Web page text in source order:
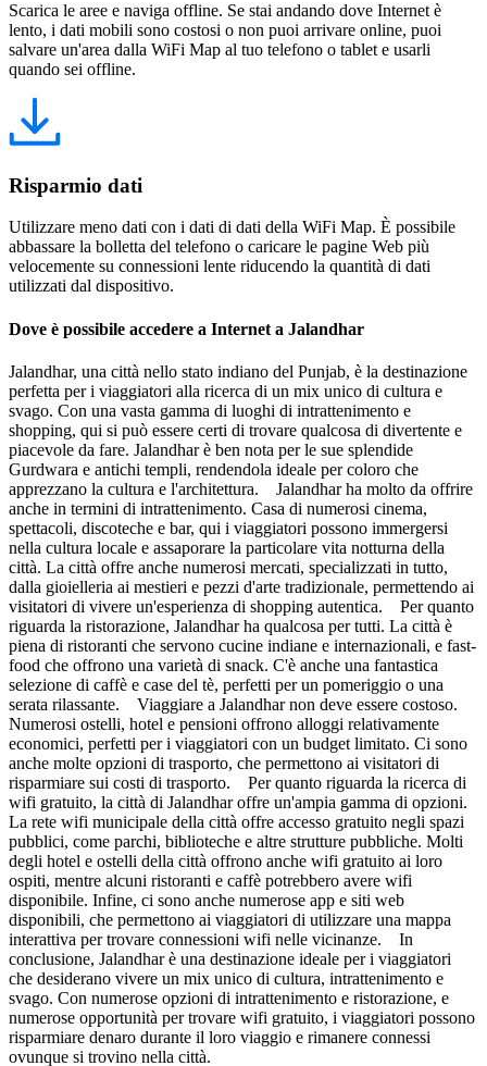
Scarica le aree e naviga offline. Se stai andando dove Internet è
lento, i dati mobili sono costosi o non puoi arrivare online, puoi
salvare un'area dalla WiFi Map al tuo telefono o tablet e usarli
quando sei offline.
Risparmio dati
Utilizzare meno dati con i dati di dati della WiFi Map. È possibile
abbassare la bolletta del telefono o caricare le pagine Web più
velocemente su connessioni lente riducendo la quantità di dati
utilizzati dal dispositivo.
Dove è possibile accedere a Internet a Jalandhar
Jalandhar, una città nello stato indiano del Punjab, è la destinazione
perfetta per i viaggiatori alla ricerca di un mix unico di cultura e
svago. Con una vasta gamma di luoghi di intrattenimento e
shopping, qui si può essere certi di trovare qualcosa di divertente e
piacevole da fare. Jalandhar è ben nota per le sue splendide
Gurdwara e antichi templi, rendendola ideale per coloro che
apprezzano la cultura e l'architettura. Jalandhar ha molto da offrire
anche in termini di intrattenimento. Casa di numerosi cinema,
spettacoli, discoteche e bar, qui i viaggiatori possono immergersi
nella cultura locale e assaporare la particolare vita notturna della
città. La città offre anche numerosi mercati, specializzati in tutto,
dalla gioielleria ai mestieri e pezzi d'arte tradizionale, permettendo ai
visitatori di vivere un'esperienza di shopping autentica. Per quanto
riguarda la ristorazione, Jalandhar ha qualcosa per tutti. La città è
piena di ristoranti che servono cucine indiane e internazionali, e fast-
food che offrono una varietà di snack. C'è anche una fantastica
selezione di caffè e case del tè, perfetti per un pomeriggio o una
serata rilassante. Viaggiare a Jalandhar non deve essere costoso.
Numerosi ostelli, hotel e pensioni offrono alloggi relativamente
economici, perfetti per i viaggiatori con un budget limitato. Ci sono
anche molte opzioni di trasporto, che permettono ai visitatori di
risparmiare sui costi di trasporto. Per quanto riguarda la ricerca di
wifi gratuito, la città di Jalandhar offre un'ampia gamma di opzioni.
La rete wifi municipale della città offre accesso gratuito negli spazi
pubblici, come parchi, biblioteche e altre strutture pubbliche. Molti
degli hotel e ostelli della città offrono anche wifi gratuito ai loro
ospiti, mentre alcuni ristoranti e caffè potrebbero avere wifi
disponibile. Infine, ci sono anche numerose app e siti web
disponibili, che permettono ai viaggiatori di utilizzare una mappa
interattiva per trovare connessioni wifi nelle vicinanze. In
conclusione, Jalandhar è una destinazione ideale per i viaggiatori
che desiderano vivere un mix unico di cultura, intrattenimento e
svago. Con numerose opzioni di intrattenimento e ristorazione, e
numerose opportunità per trovare wifi gratuito, i viaggiatori possono
risparmiare denaro durante il loro viaggio e rimanere connessi
ovunque si trovino nella città.